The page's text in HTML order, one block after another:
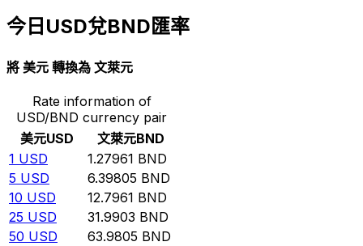
今日USD兌BND匯率
將 美元 轉換為 文萊元
Rate information of
USD/BND currency pair
美元USD 文萊元BND
1 USD 1.27961 BND
5 USD 6.39805 BND
10 USD 12.7961 BND
25 USD 31.9903 BND
50 USD 63.9805 BND